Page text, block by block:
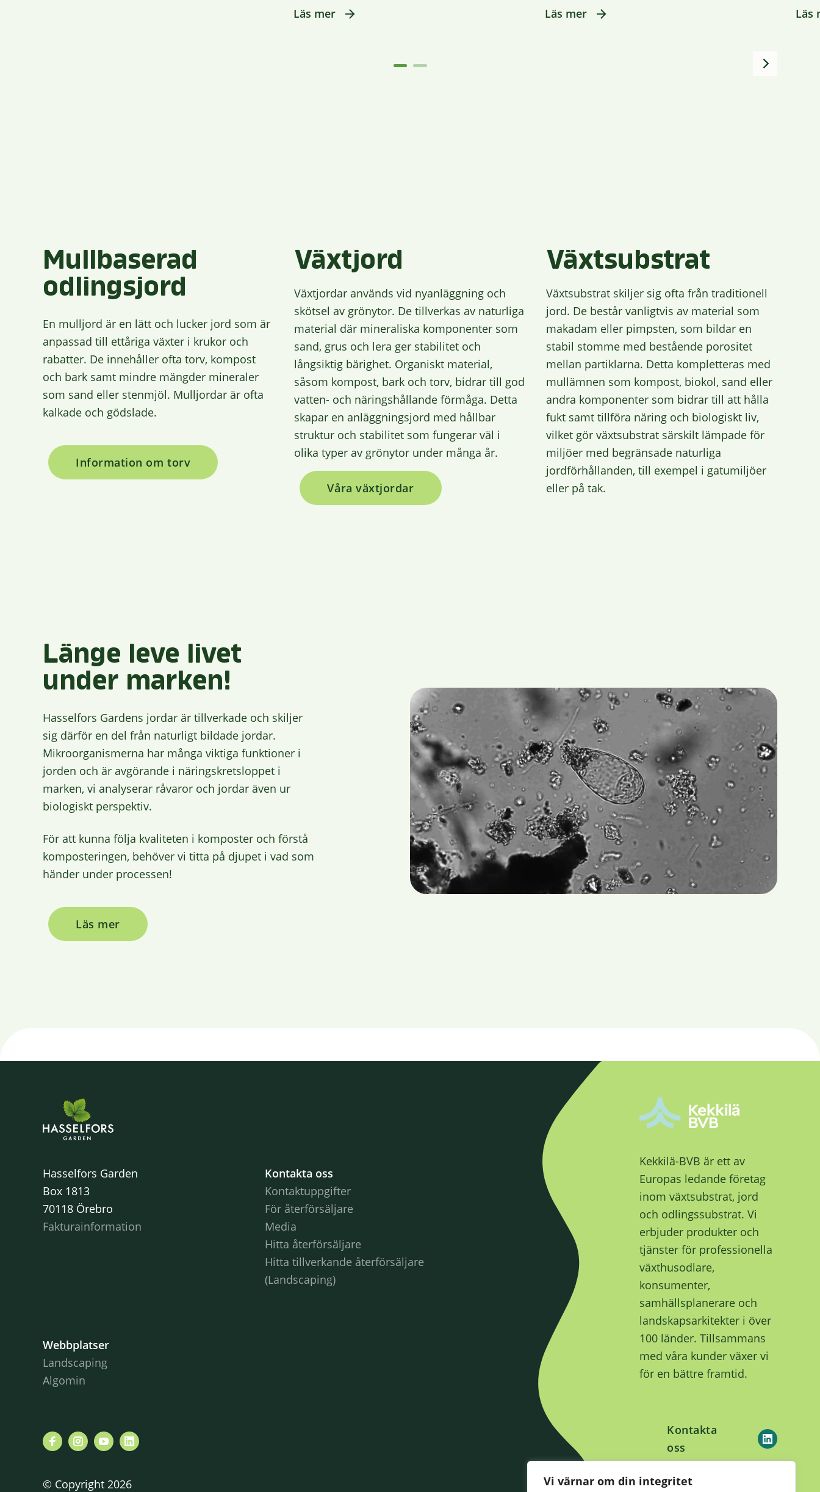
Vi värnar om din integritet
Läs mer Läs mer Läs
Mullbaserad
odlingsjord
En mulljord är en lätt och lucker jord som är
anpassad till ettåriga växter i krukor och
rabatter. De innehåller ofta torv, kompost
och bark samt mindre mängder mineraler
som sand eller stenmjöl. Mulljordar är ofta
kalkade och gödslade.
Information om torv
Växtjord
Växtjordar används vid nyanläggning och
skötsel av grönytor. De tillverkas av naturliga
material där mineraliska komponenter som
sand, grus och lera ger stabilitet och
långsiktig bärighet. Organiskt material,
såsom kompost, bark och torv, bidrar till god
vatten- och näringshållande förmåga. Detta
skapar en anläggningsjord med hållbar
struktur och stabilitet som fungerar väl i
olika typer av grönytor under många år.
Våra växtjordar
Växtsubstrat
Växtsubstrat skiljer sig ofta från traditionell
jord. De består vanligtvis av material som
makadam eller pimpsten, som bildar en
stabil stomme med bestående porositet
mellan partiklarna. Detta kompletteras med
mullämnen som kompost, biokol, sand eller
andra komponenter som bidrar till att hålla
fukt samt tillföra näring och biologiskt liv,
vilket gör växtsubstrat särskilt lämpade för
miljöer med begränsade naturliga
jordförhållanden, till exempel i gatumiljöer
eller på tak.
Länge leve livet
under marken!
Hasselfors Gardens jordar är tillverkade och skiljer
sig därför en del från naturligt bildade jordar.
Mikroorganismerna har många viktiga funktioner i
jorden och är avgörande i näringskretsloppet i
marken, vi analyserar råvaror och jordar även ur
biologiskt perspektiv.
För att kunna följa kvaliteten i komposter och förstå
komposteringen, behöver vi titta på djupet i vad som
händer under processen!
Läs mer
Hasselfors Garden
Box 1813
70118 Örebro
Fakturainformation
Kontakta oss
Kontaktuppgifter
För återförsäljare
Media
Hitta återförsäljare
Hitta tillverkande återförsäljare
(Landscaping)
Webbplatser
Landscaping
Algomin
© Copyright 2026
Kekkilä-BVB är ett av
Europas ledande företag
inom växtsubstrat, jord
och odlingssubstrat. Vi
erbjuder produkter och
tjänster för professionella
växthusodlare,
konsumenter,
samhällsplanerare och
landskapsarkitekter i över
100 länder. Tillsammans
med våra kunder växer vi
för en bättre framtid.
Kontakta
oss